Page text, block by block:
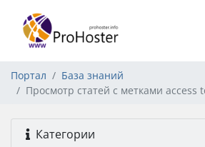
Портал
База знаний
Просмотр статей с метками access
Категории